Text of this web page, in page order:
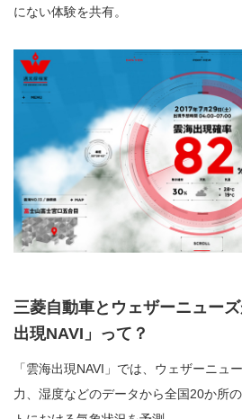
にない体験を共有。
三菱自動車とウェザーニュー
出現NAVI」って？
「雲海出現NAVI」では、ウェザーニュ
力、湿度などのデータから全国20か所